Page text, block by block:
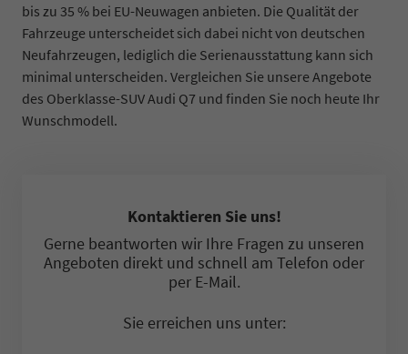
bis zu 35 % bei EU-Neuwagen anbieten. Die Qualität der
Fahrzeuge unterscheidet sich dabei nicht von deutschen
Neufahrzeugen, lediglich die Serienausstattung kann sich
minimal unterscheiden. Vergleichen Sie unsere Angebote
des Oberklasse-SUV Audi Q7 und finden Sie noch heute Ihr
Wunschmodell.
Kontaktieren Sie uns!
Gerne beantworten wir Ihre Fragen zu unseren
Angeboten direkt und schnell am Telefon oder
per E-Mail.
Sie erreichen uns unter: